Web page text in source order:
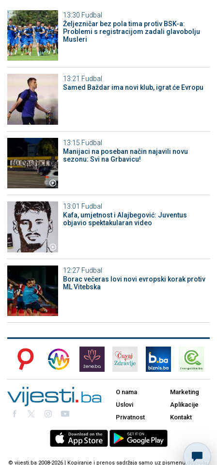
13:30 Fudbal
Željezničar bez pola tima protiv BSK-a:
Problemi s registracijom zadali glavobolju
Musleri
13:21 Fudbal
Samed Baždar ima novi klub, igrat će Evropu
13:15 Fudbal
Manijaci na poseban način najavili novu
sezonu: Svi na Grbavicu!
13:01 Fudbal
Kafa, umjetnost i Alajbegović: Juventus
objavio spektakularan video
12:27 Fudbal
Borac večeras lovi novi evropski korak protiv
ML Vitebska
O nama
Uslovi
Privatnost
Marketing
Aplikacije
Kontakt
© vijesti.ba 2008-2026 | Kopiranje i prenos sadržaja samo uz pismenu dozvolu.